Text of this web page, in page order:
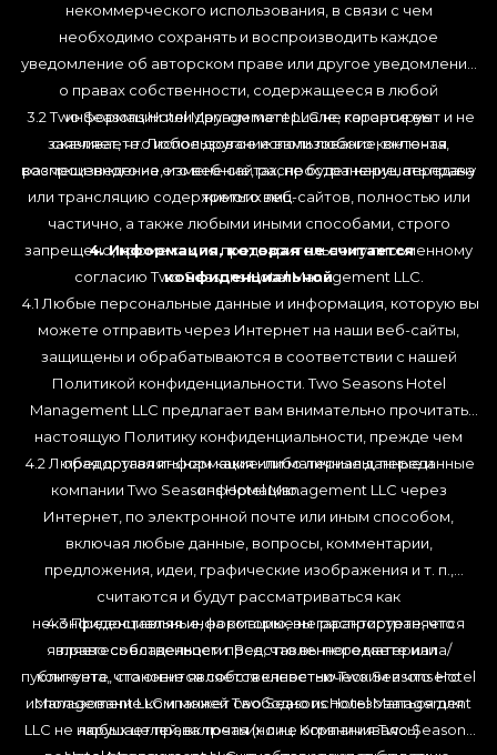
некоммерческого использования, в связи с чем
необходимо сохранять и воспроизводить каждое
уведомление об авторском праве или другое уведомление
о правах собственности, содержащееся в любой
информации или другом материале, которое вы
скачиваете. Любое другое использование, включая
воспроизведение, изменение, распространение, передачу
или трансляцию содержимого веб-сайтов, полностью или
частично, а также любыми иными способами, строго
запрещено, кроме как по предварительному письменному
согласию Two Seasons Hotel Management LLC.
3.2 Two Seasons Hotel Management LLC не гарантирует и не
заявляет, что использование вами любого контента,
размещенного на его веб-сайтах, не будет нарушать права
третьих лиц.
4. Информация, которая не считается
конфиденциальной
4.1 Любые персональные данные и информация, которую вы
можете отправить через Интернет на наши веб-сайты,
защищены и обрабатываются в соответствии с нашей
Политикой конфиденциальности. Two Seasons Hotel
Management LLC предлагает вам внимательно прочитать
настоящую Политику конфиденциальности, прежде чем
предоставлять нам какие-либо личные данные и
информацию.
4.2 Любая другая информация или материалы, переданные
компании Two Seasons Hotel Management LLC через
Интернет, по электронной почте или иным способом,
включая любые данные, вопросы, комментарии,
предложения, идеи, графические изображения и т. п.,
считаются и будут рассматриваться как
неконфиденциальные, на которые не распространяется
право собственности. Все, что вы передаете или
публикуете, становится собственностью Two Seasons Hotel
Management LLC и может свободно использоваться для
любых целей, включая (но не ограничиваясь)
4.3 Предоставляя информацию, вы гарантируете, что
являетесь владельцем представленного материала/
контента, что он не является клеветническим и что его
использование компанией Two Seasons Hotel Management
LLC не нарушает права третьих лиц. Компания Two Seasons